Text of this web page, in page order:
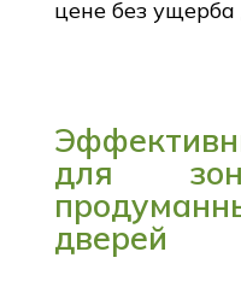
цене без ущерба
для
дверей